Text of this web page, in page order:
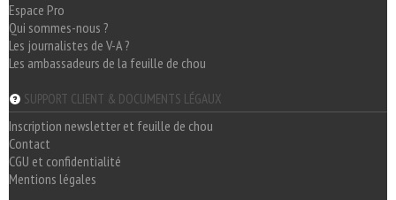
Espace Pro
Qui sommes-nous ?
Les journalistes de V-A ?
Les ambassadeurs de la feuille de chou
SUPPORT CLIENT & DOCUMENTS LÉGAUX
Inscription newsletter et feuille de chou
Contact
CGU et confidentialité
Mentions légales